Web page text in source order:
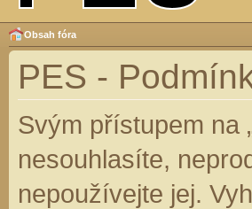
Obsah fóra
PES -
Svým přístupem na
nesouhlasíte,
nepoužívejte jej.